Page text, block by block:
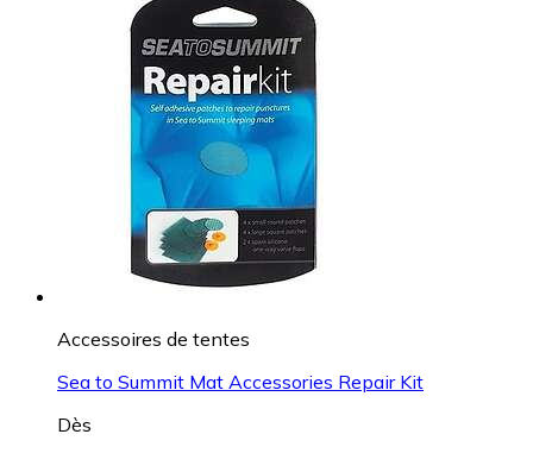
Accessoires de tentes
Sea to Summit Mat Accessories Repair Kit
Dès